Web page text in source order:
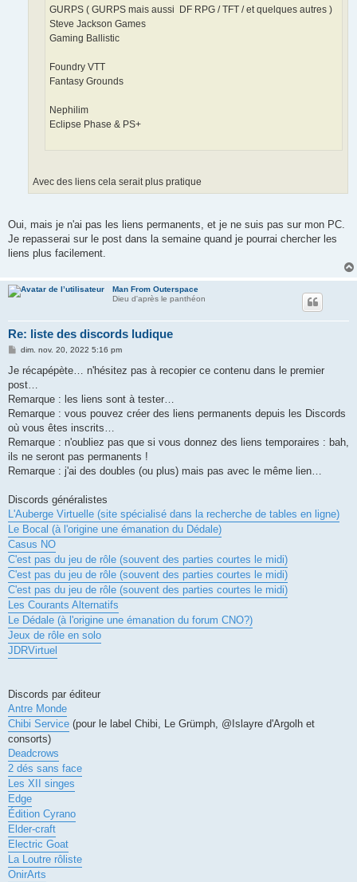
GURPS ( GURPS mais aussi DF RPG / TFT / et quelques autres )
Steve Jackson Games
Gaming Ballistic
Foundry VTT
Fantasy Grounds
Nephilim
Eclipse Phase & PS+
Avec des liens cela serait plus pratique
Oui, mais je n'ai pas les liens permanents, et je ne suis pas sur mon PC.
Je repasserai sur le post dans la semaine quand je pourrai chercher les
liens plus facilement.
Man From Outerspace
Dieu d'après le panthéon
Re: liste des discords ludique
M
s
a
g
dim. nov. 20, 2022 5:16 pm
Je récapépète… n'hésitez pas à recopier ce contenu dans le premier
post…
Remarque : les liens sont à tester…
Remarque : vous pouvez créer des liens permanents depuis les Discords
où vous êtes inscrits…
Remarque : n'oubliez pas que si vous donnez des liens temporaires : bah,
ils ne seront pas permanents !
Remarque : j'ai des doubles (ou plus) mais pas avec le même lien…
Discords généralistes
L'Auberge Virtuelle (site spécialisé dans la recherche de tables en ligne)
Le Bocal (à l'origine une émanation du Dédale)
Casus NO
C'est pas du jeu de rôle (souvent des parties courtes le midi)
C'est pas du jeu de rôle (souvent des parties courtes le midi)
C'est pas du jeu de rôle (souvent des parties courtes le midi)
Les Courants Alternatifs
Le Dédale (à l'origine une émanation du forum CNO?)
Jeux de rôle en solo
JDRVirtuel
Discords par éditeur
Antre Monde
Chibi Service (pour le label Chibi, Le Grümph, @Islayre d'Argolh et
consorts)
Deadcrows
2 dés sans face
Les XII singes
Edge
Édition Cyrano
Elder-craft
Electric Goat
La Loutre rôliste
OnirArts